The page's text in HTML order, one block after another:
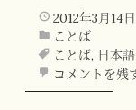
2012年3月14
ことば
ことば, 日本語
コメントを残